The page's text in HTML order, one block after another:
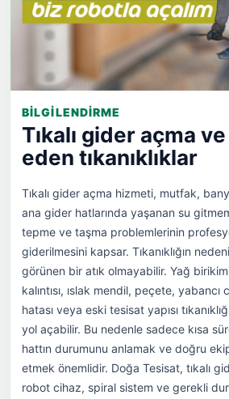
BILGILENDIRME
Tıkalı gider açma
eden tıkanıklıklar
Tıkalı gider açma hizmeti, mutfak,
ana gider hatlarında yaşanan su
tepme ve taşma problemlerinin
giderilmesini kapsar. Tıkanıklığın
görünen bir atık olmayabilir. Yağ
kalıntısı, ıslak mendil, peçete,
hatası veya eski tesisat yapısı
yol açabilir. Bu nedenle sadece kısa
hattın durumunu anlamak ve doğru
etmek önemlidir. Doğa Tesisat, tıkalı
robot cihaz, spiral sistem ve gerekli